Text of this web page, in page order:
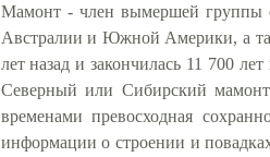
Мамонт - член вымершей группы
Австралии и Южной Америки, а
лет назад и закончилась 11 700
Северный или Сибирский мамонт
временами превосходная
информации о строении и